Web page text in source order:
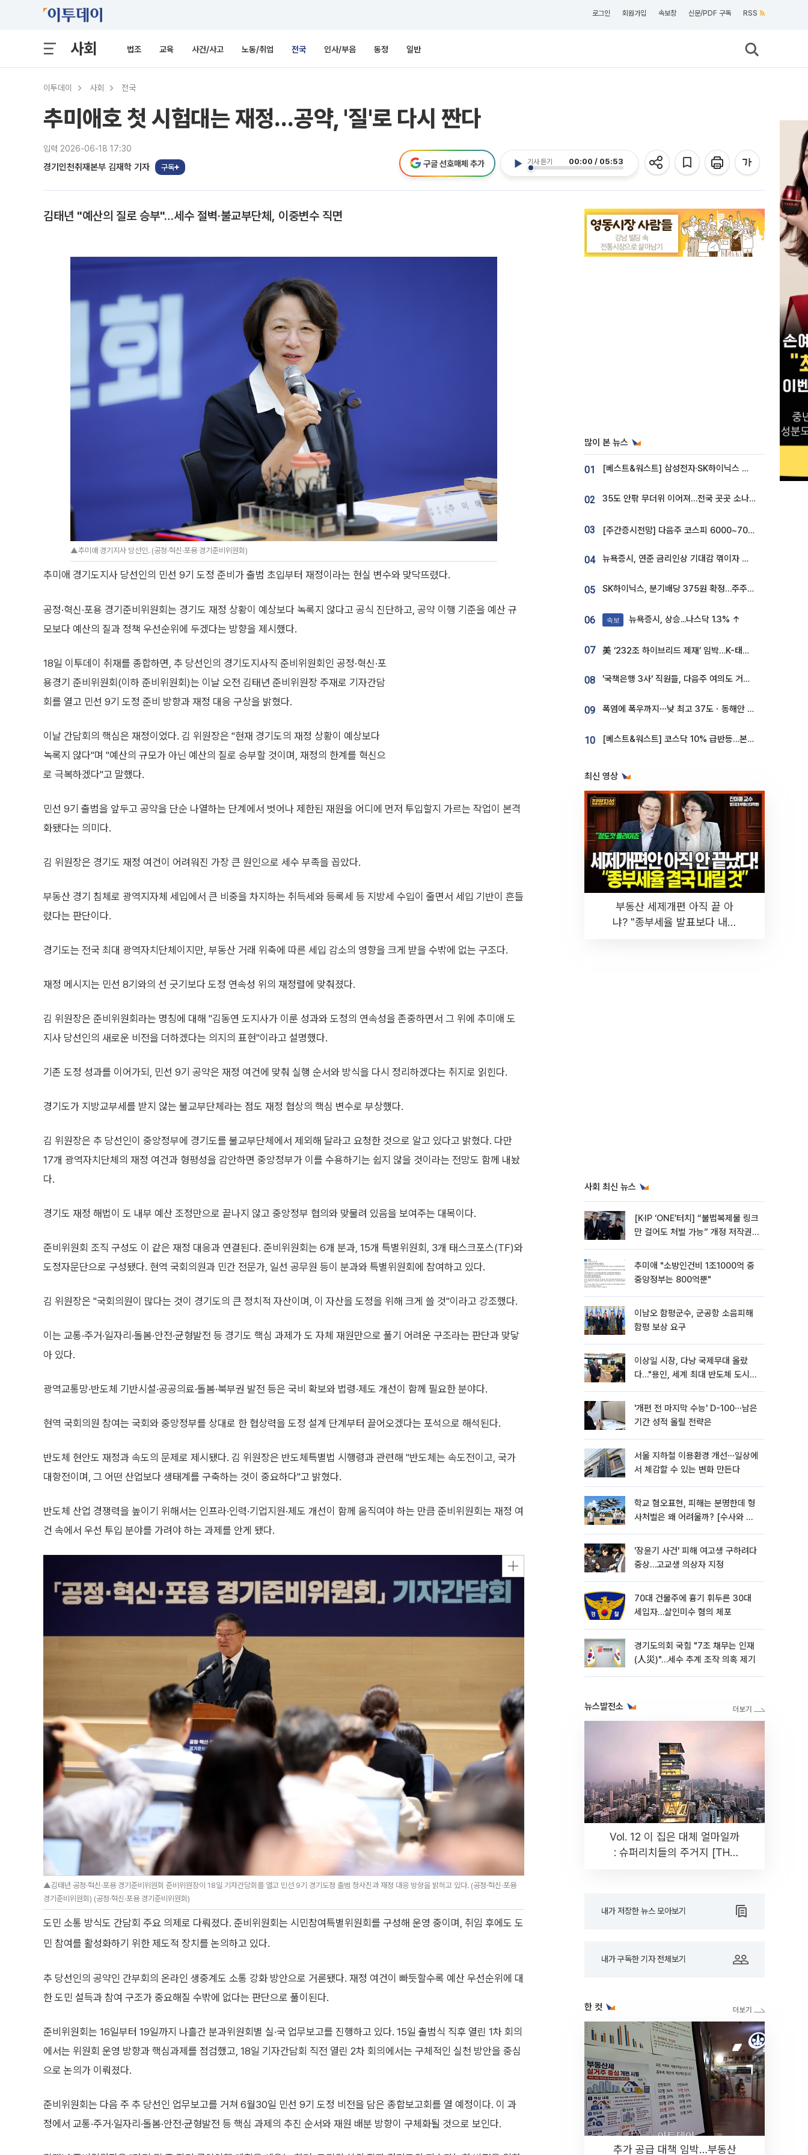
로그인 회원가입 속보창 신문/PDF 구독 RSS
사회 법조 교육 사건/사고 노동/취업 전국 인사/부음 동정 일반
이투데이 사회 전국
추미애호 첫 시험대는 재정…공약, '질'로 다시 짠다
입력 2026-06-18 17:30
경기인천취재본부 김재학 기자 구독
기사 듣기 00:00 / 05:53
구글 선호매체 추가
김태년 "예산의 질로 승부"…세수 절벽·불교부단체, 이중변수 직면
▲추미애 경기지사 당선인. (공정·혁신·포용 경기준비위원회)
추미애 경기도지사 당선인의 민선 9기 도정 준비가 출범 초입부터 재정이라는 현실 변수와 맞닥뜨렸다.
공정·혁신·포용 경기준비위원회는 경기도 재정 상황이 예상보다 녹록지 않다고 공식 진단하고, 공약 이행 기준을 예산 규
모보다 예산의 질과 정책 우선순위에 두겠다는 방향을 제시했다.
18일 이투데이 취재를 종합하면, 추 당선인의 경기도지사직 준비위원회인 공정·혁신·포
용경기 준비위원회(이하 준비위원회)는 이날 오전 김태년 준비위원장 주재로 기자간담
회를 열고 민선 9기 도정 준비 방향과 재정 대응 구상을 밝혔다.
이날 간담회의 핵심은 재정이었다. 김 위원장은 "현재 경기도의 재정 상황이 예상보다
녹록지 않다"며 "예산의 규모가 아닌 예산의 질로 승부할 것이며, 재정의 한계를 혁신으
로 극복하겠다"고 말했다.
민선 9기 출범을 앞두고 공약을 단순 나열하는 단계에서 벗어나 제한된 재원을 어디에 먼저 투입할지 가르는 작업이 본격
화됐다는 의미다.
김 위원장은 경기도 재정 여건이 어려워진 가장 큰 원인으로 세수 부족을 꼽았다.
부동산 경기 침체로 광역지자체 세입에서 큰 비중을 차지하는 취득세와 등록세 등 지방세 수입이 줄면서 세입 기반이 흔들
렸다는 판단이다.
경기도는 전국 최대 광역자치단체이지만, 부동산 거래 위축에 따른 세입 감소의 영향을 크게 받을 수밖에 없는 구조다.
재정 메시지는 민선 8기와의 선 긋기보다 도정 연속성 위의 재정렬에 맞춰졌다.
김 위원장은 준비위원회라는 명칭에 대해 "김동연 도지사가 이룬 성과와 도정의 연속성을 존중하면서 그 위에 추미애 도
지사 당선인의 새로운 비전을 더하겠다는 의지의 표현"이라고 설명했다.
기존 도정 성과를 이어가되, 민선 9기 공약은 재정 여건에 맞춰 실행 순서와 방식을 다시 정리하겠다는 취지로 읽힌다.
경기도가 지방교부세를 받지 않는 불교부단체라는 점도 재정 협상의 핵심 변수로 부상했다.
김 위원장은 추 당선인이 중앙정부에 경기도를 불교부단체에서 제외해 달라고 요청한 것으로 알고 있다고 밝혔다. 다만
17개 광역자치단체의 재정 여건과 형평성을 감안하면 중앙정부가 이를 수용하기는 쉽지 않을 것이라는 전망도 함께 내놨
다.
경기도 재정 해법이 도 내부 예산 조정만으로 끝나지 않고 중앙정부 협의와 맞물려 있음을 보여주는 대목이다.
준비위원회 조직 구성도 이 같은 재정 대응과 연결된다. 준비위원회는 6개 분과, 15개 특별위원회, 3개 태스크포스(TF)와
도정자문단으로 구성됐다. 현역 국회의원과 민간 전문가, 일선 공무원 등이 분과와 특별위원회에 참여하고 있다.
김 위원장은 "국회의원이 많다는 것이 경기도의 큰 정치적 자산이며, 이 자산을 도정을 위해 크게 쓸 것"이라고 강조했다.
이는 교통·주거·일자리·돌봄·안전·균형발전 등 경기도 핵심 과제가 도 자체 재원만으로 풀기 어려운 구조라는 판단과 맞닿
아 있다.
광역교통망·반도체 기반시설·공공의료·돌봄·북부권 발전 등은 국비 확보와 법령·제도 개선이 함께 필요한 분야다.
현역 국회의원 참여는 국회와 중앙정부를 상대로 한 협상력을 도정 설계 단계부터 끌어오겠다는 포석으로 해석된다.
반도체 현안도 재정과 속도의 문제로 제시됐다. 김 위원장은 반도체특별법 시행령과 관련해 "반도체는 속도전이고, 국가
대항전이며, 그 어떤 산업보다 생태계를 구축하는 것이 중요하다"고 밝혔다.
반도체 산업 경쟁력을 높이기 위해서는 인프라·인력·기업지원·제도 개선이 함께 움직여야 하는 만큼 준비위원회는 재정 여
건 속에서 우선 투입 분야를 가려야 하는 과제를 안게 됐다.
▲김태년 공정·혁신·포용 경기준비위원회 준비위원장이 18일 기자간담회를 열고 민선 9기 경기도정 출범 청사진과 재정 대응 방향을 밝히고 있다. (공정·혁신·포용
경기준비위원회) (공정·혁신·포용 경기준비위원회)
도민 소통 방식도 간담회 주요 의제로 다뤄졌다. 준비위원회는 시민참여특별위원회를 구성해 운영 중이며, 취임 후에도 도
민 참여를 활성화하기 위한 제도적 장치를 논의하고 있다.
추 당선인의 공약인 간부회의 온라인 생중계도 소통 강화 방안으로 거론됐다. 재정 여건이 빠듯할수록 예산 우선순위에 대
한 도민 설득과 참여 구조가 중요해질 수밖에 없다는 판단으로 풀이된다.
준비위원회는 16일부터 19일까지 나흘간 분과위원회별 실·국 업무보고를 진행하고 있다. 15일 출범식 직후 열린 1차 회의
에서는 위원회 운영 방향과 핵심과제를 점검했고, 18일 기자간담회 직전 열린 2차 회의에서는 구체적인 실천 방안을 중심
으로 논의가 이뤄졌다.
준비위원회는 다음 주 추 당선인 업무보고를 거쳐 6월30일 민선 9기 도정 비전을 담은 종합보고회를 열 예정이다. 이 과
정에서 교통·주거·일자리·돌봄·안전·균형발전 등 핵심 과제의 추진 순서와 재원 배분 방향이 구체화될 것으로 보인다.
많이 본 뉴스
01 [베스트&워스트] 삼성전자·SK하이닉스 밀린 한 주…상상인증권은 85% 급등
02 35도 안팎 무더위 이어져…전국 곳곳 소나기 [오늘 날씨]
03 [주간증시전망] 다음주 코스피 6000~7000⋯“外人 수급은 정책이 변수”
04 뉴욕증시, 연준 금리인상 기대감 꺾이자 상승...S&P500 사상 최고치 [종합]
05 SK하이닉스, 분기배당 375원 확정…주주환원책 9월로 앞당겨 발표
06 속보 뉴욕증시, 상승...나스닥 1.3% ↑
07 美 ‘232조 하이브리드 제재’ 임박…K-태양광, 불확실성 털고 날개 다나
08 '국책은행 3사' 직원들, 다음주 여의도 거리 나서는 까닭은
09 폭염에 폭우까지⋯낮 최고 37도ㆍ동해안 강한 비 [날씨]
10 [베스트&워스트] 코스닥 10% 급반등…본느, 최대주주 변경 기대에 270% 폭등
최신 영상
부동산 세제개편 아직 끝 아
냐? "종부세율 발표보다 내릴
사회 최신 뉴스
[K·IP ‘ONE’터치] “불법복제물 링크
만 걸어도 처벌 가능” 개정 저작권
추미애 "소방인건비 1조1000억 중
중앙정부는 800억뿐"
이남오 함평군수, 군공항 소음피해
함평 보상 요구
이상일 시장, 다낭 국제무대 올랐
다…"용인, 세계 최대 반도체 도시
'개편 전 마지막 수능' D-100⋯남은
기간 성적 올릴 전략은
서울 지하철 이용환경 개선⋯일상에
서 체감할 수 있는 변화 만든다
학교 혐오표현, 피해는 분명한데 형
사처벌은 왜 어려울까? [수사와 재
'장윤기 사건' 피해 여고생 구하려다
중상…고교생 의상자 지정
70대 건물주에 흉기 휘두른 30대
세입자…살인미수 혐의 체포
경기도의회 국힘 "7조 채무는 인재
(人災)"…세수 추계 조작 의혹 제기
뉴스발전소
Vol. 12 이 집은 대체 얼마일까
: 슈퍼리치들의 주거지 [THE
내가 저장한 뉴스 모아보기
내가 구독한 기자 전체보기
한 컷
추가 공급 대책 임박…부동산